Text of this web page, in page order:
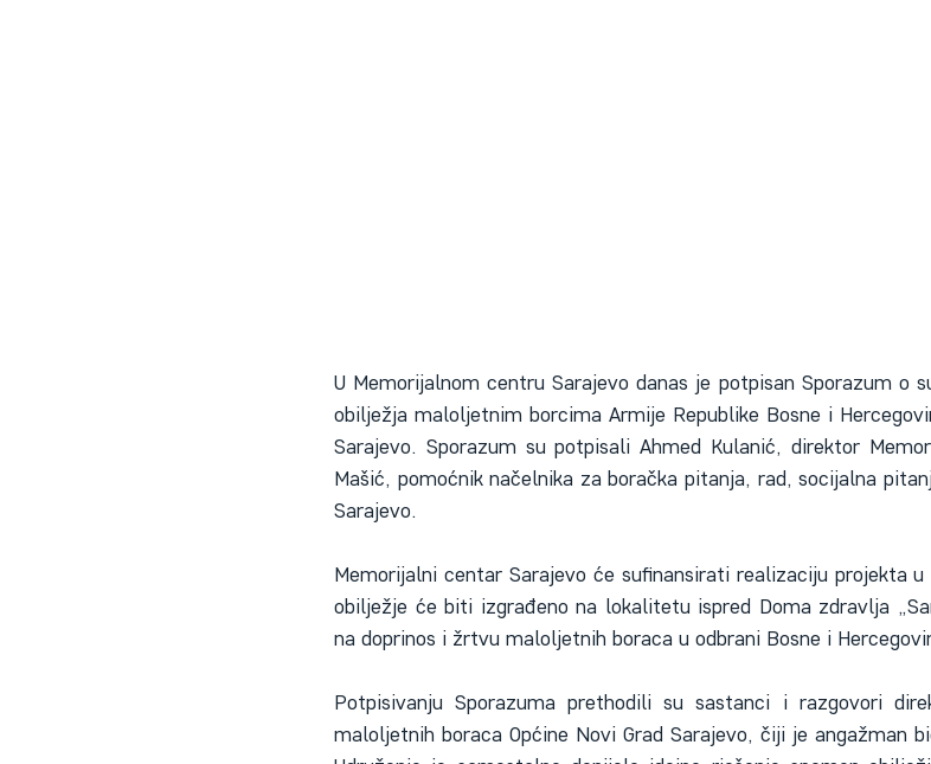
U Memorijalnom centru Sarajevo danas je potpisan Sporazum o
obilježja maloljetnim borcima Armije Republike Bosne i
Sarajevo. Sporazum su potpisali Ahmed Kulanić, direktor
Mašić, pomoćnik načelnika za boračka pitanja, rad, socijalna
Sarajevo.
Memorijalni centar Sarajevo će sufinansirati realizaciju projekta u
obilježje će biti izgrađeno na lokalitetu ispred Doma zdravlja
na doprinos i žrtvu maloljetnih boraca u odbrani Bosne i
Potpisivanju Sporazuma prethodili su sastanci i razgovori
maloljetnih boraca Općine Novi Grad Sarajevo, čiji je angažman